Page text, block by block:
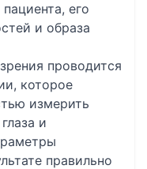
его
и образа
проводится
которое
измерить
и
правильно